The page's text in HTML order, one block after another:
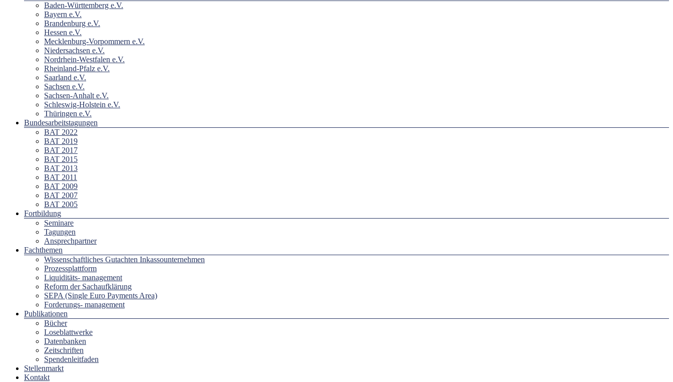
Baden-Württemberg e.V.
Bayern e.V.
Brandenburg e.V.
Hessen e.V.
Mecklenburg-Vorpommern e.V.
Niedersachsen e.V.
Nordrhein-Westfalen e.V.
Rheinland-Pfalz e.V.
Saarland e.V.
Sachsen e.V.
Sachsen-Anhalt e.V.
Schleswig-Holstein e.V.
Thüringen e.V.
Bundesarbeitstagungen
BAT 2022
BAT 2019
BAT 2017
BAT 2015
BAT 2013
BAT 2011
BAT 2009
BAT 2007
BAT 2005
Fortbildung
Seminare
Tagungen
Ansprechpartner
Fachthemen
Wissenschaftliches Gutachten Inkassounternehmen
Prozessplattform
Liquiditäts- management
Reform der Sachaufklärung
SEPA (Single Euro Payments Area)
Forderungs- management
Publikationen
Bücher
Loseblattwerke
Datenbanken
Zeitschriften
Spendenleitfaden
Stellenmarkt
Kontakt